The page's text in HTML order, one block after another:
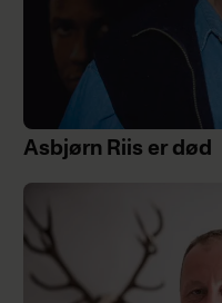
Asbjørn Riis er død